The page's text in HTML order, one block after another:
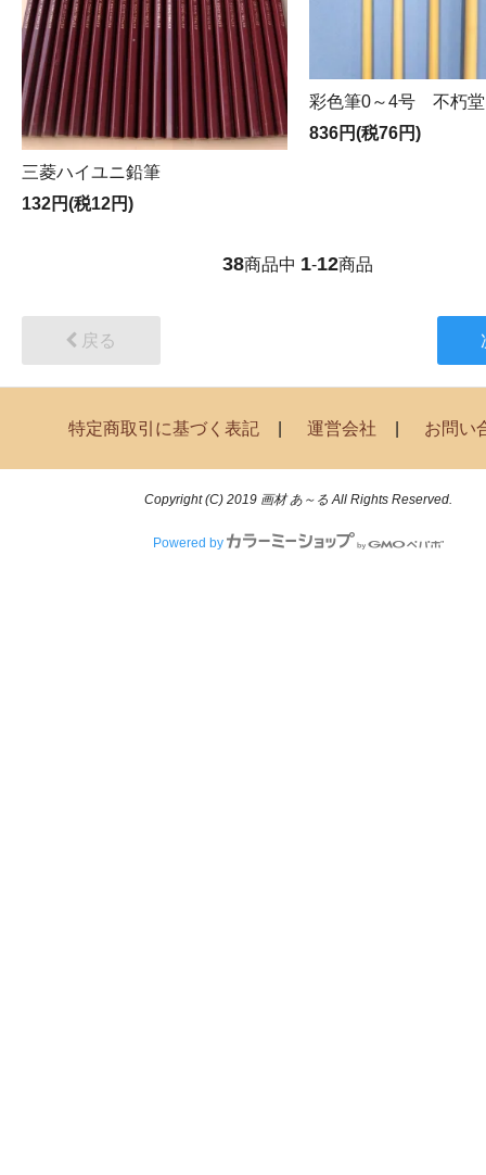
三菱ハイユニ鉛筆
132円(税12円)
彩色筆0～4号 不朽堂
836円(税76円)
38商品中 1-12商品
戻る
特定商取引に基づく表記 運営会社 お問い
Copyright (C) 2019 画材 あ～る All Rights Reserved.
Powered by